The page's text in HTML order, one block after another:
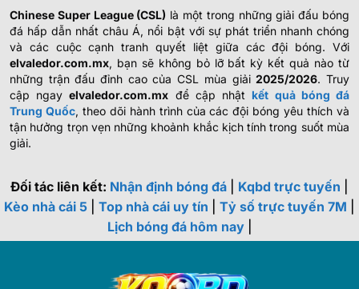
Chinese Super League (CSL) là một trong những giải đấu bóng
đá hấp dẫn nhất châu Á, nổi bật với sự phát triển nhanh chóng
và các cuộc cạnh tranh quyết liệt giữa các đội bóng. Với
elvaledor.com.mx, bạn sẽ không bỏ lỡ bất kỳ kết quả nào từ
những trận đấu đỉnh cao của CSL mùa giải2025/2026. Truy
cập ngayelvaledor.com.mx để cập nhậtkết quả bóng đá
Trung Quốc, theo dõi hành trình của các đội bóng yêu thích và
tận hưởng trọn vẹn những khoảnh khắc kịch tính trong suốt mùa
giải.
Đối tác liên kết: Nhận định bóng đá Kqbd trực tuyến
Kèo nhà cái 5
Top nhà cái uy tín Tỷ số trực tuyến 7M
Lịch bóng đá hôm nay|